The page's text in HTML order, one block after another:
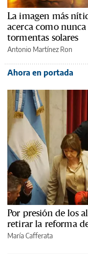
La imagen más
acerca como
tormentas solares
Antonio Martínez Ron
Ahora en portada
Por presión de los
retirar la reforma
María Cafferata